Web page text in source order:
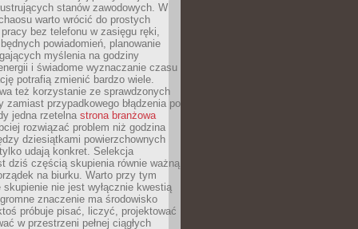
stanów zawodowych. W
warto wrócić do prostych
bez telefonu w zasięgu ręki,
powiadomień, planowanie
myślenia na godziny
i świadome wyznaczanie czasu
potrafią zmienić bardzo wiele.
też korzystanie ze sprawdzonych
zamiast przypadkowego błądzenia po
jedna rzetelna strona branżowa
rozwiązać problem niż godzina
dziesiątkami powierzchownych
udają konkret. Selekcja
dziś częścią skupienia równie ważną
na biurku. Warto przy tym
nie jest wyłącznie kwestią
znaczenie ma środowisko
próbuje pisać, liczyć, projektować
w przestrzeni pełnej ciągłych